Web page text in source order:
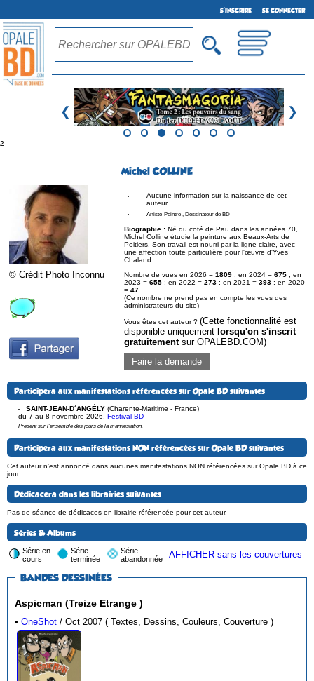
S'INSCRIRE SE CONNECTER
❮ ❯
²
Michel COLLINE
© Crédit Photo Inconnu
Aucune information sur la naissance de cet
auteur.
Artiste-Peintre , Dessinateur de BD
Biographie : Né du coté de Pau dans les années 70,
Michel Colline étudie la peinture aux Beaux-Arts de
Poitiers. Son travail est nourri par la ligne claire, avec
une affection toute particulière pour l'œuvre d'Yves
Chaland
Nombre de vues en 2026 = 1809 ; en 2024 = 675 ; en
2023 = 655 ; en 2022 = 273 ; en 2021 = 393 ; en 2020
= 47
(Ce nombre ne prend pas en compte les vues des
administrateurs du site)
Vous êtes cet auteur ? (Cette fonctionnalité est
disponible uniquement lorsqu'on s'inscrit
gratuitementsur OPALEBD.COM)
Faire la demande
Participera aux manifestations référencées sur Opale BD suivantes
SAINT-JEAN-D´ANGÉLY (Charente-Maritime - France)
du 7 au 8 novembre 2026
Festival BD
Présent sur l'ensemble des jours de la manifestation.
Participera aux manifestations NON référencées sur Opale BD suivantes
Cet auteur n'est annoncé dans aucunes manifestations NON référencées sur Opale BD à ce
jour.
Dédicacera dans les librairies suivantes
Pas de séance de dédicaces en librairie référencée pour cet auteur.
Séries & Albums
Série en
cours
Série
terminée
Série
abandonnée
AFFICHER sans les couvertures
BANDES DESSINÉES
Aspicman (Treize Etrange )
•OneShot / Oct 2007 ( Textes, Dessins, Couleurs, Couverture )